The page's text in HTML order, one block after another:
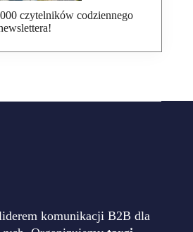
czytelników codziennego
komunikacji B2B dla